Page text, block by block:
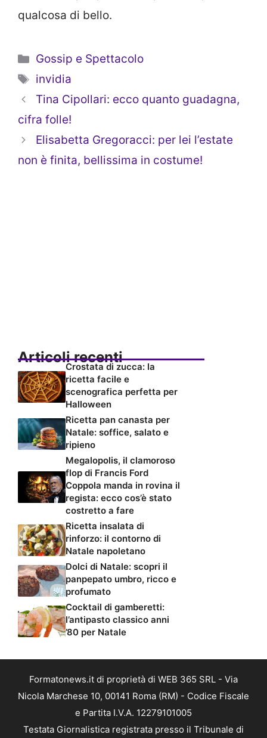
qualcosa di bello.
Categorie
Gossip e Spettacolo
Tag
invidia
Tina Cipollari: ecco quanto guadagna,
cifra folle!
Elisabetta Gregoracci: per lei l’estate
non è finita, bellissima in costume!
Articoli recenti
Crostata di zucca: la
ricetta facile e
scenografica perfetta per
Halloween
Ricetta pan canasta per
Natale: soffice, salato e
ripieno
Megalopolis, il clamoroso
flop di Francis Ford
Coppola manda in rovina il
regista: ecco cos’è stato
costretto a fare
Ricetta insalata di
rinforzo: il contorno di
Natale napoletano
Dolci di Natale: scopri il
panpepato umbro, ricco e
profumato
Cocktail di gamberetti:
l’antipasto classico anni
’80 per Natale
Formatonews.it di proprietà di WEB 365 SRL - Via
Nicola Marchese 10, 00141 Roma (RM) - Codice Fiscale
e Partita I.V.A. 12279101005
Testata Giornalistica registrata presso il Tribunale di